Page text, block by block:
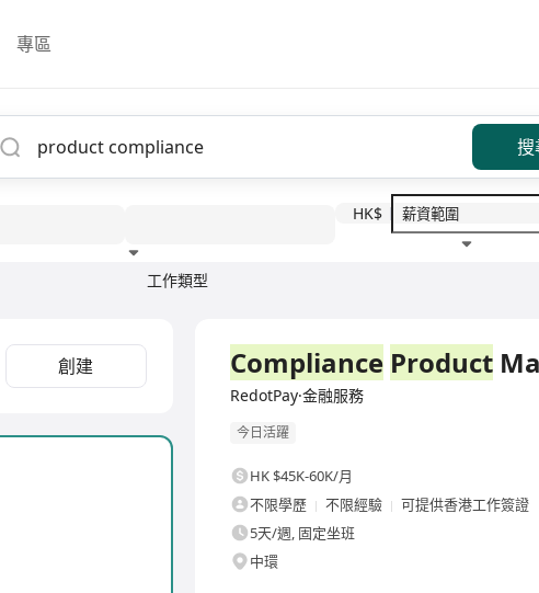
專區
搜
工作類型
HK$
創建 Compliance Product
RedotPay·金融服務
今日活躍
HK $45K-60K/月
不限學歷
不限經驗
可提供香港工作簽證
5天/週, 固定坐班
中環